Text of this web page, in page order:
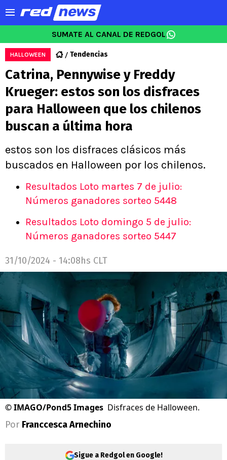
SUMATE AL CANAL DE REDGOL
HALLOWEEN Tendencias
Catrina, Pennywise y Freddy
Krueger: estos son los disfraces
para Halloween que los chilenos
buscan a última hora
estos son los disfraces clásicos más
buscados en Halloween por los chilenos.
Resultados Loto martes 7 de julio:
Números ganadores sorteo 5448
Resultados Loto domingo 5 de julio:
Números ganadores sorteo 5447
31/10/2024 - 14:08hs CLT
©IMAGO/Pond5 Images Disfraces de Halloween.
Por Franccesca Arnechino
Sigue a Redgol en Google!